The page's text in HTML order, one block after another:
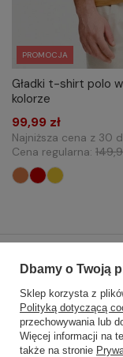
PROMOCJA
Gładki t-shirt polo
kolorze
99,99 zł
Najniższa cena z 30
Cena regularna:
SKLEPY
INFORMACJE
OBSŁUGA
Dbamy o Twoją
Sklep korzysta z
Polityką dotyczącą
przechowywania lub
Więcej informacji na
także na stronie